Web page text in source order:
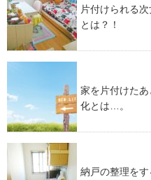
片付けられる
とは？！
家を片付けた
化とは…。
納戸の整理を